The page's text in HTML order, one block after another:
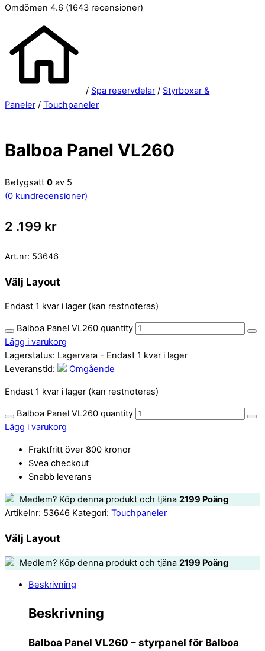
Omdömen 4.6 (1643 recensioner)
/ Spa reservdelar / Styrboxar &
Paneler / Touchpaneler
Balboa Panel VL260
Betygsatt 0 av 5
(0 kundrecensioner)
2 .199 kr
Art.nr: 53646
Välj Layout
Endast 1 kvar i lager (kan restnoteras)
Balboa Panel VL260 quantity
Lägg i varukorg
Lagerstatus: Lagervara - Endast 1 kvar i lager
Leveranstid:
Omgående
Endast 1 kvar i lager (kan restnoteras)
Balboa Panel VL260 quantity
Lägg i varukorg
Fraktfritt över 800 kronor
Svea checkout
Snabb leverans
Medlem? Köp denna produkt och tjäna 2199 Poäng
Artikelnr: 53646 Kategori: Touchpaneler
Välj Layout
Medlem? Köp denna produkt och tjäna 2199 Poäng
Beskrivning
Beskrivning
Balboa Panel VL260 – styrpanel för Balboa